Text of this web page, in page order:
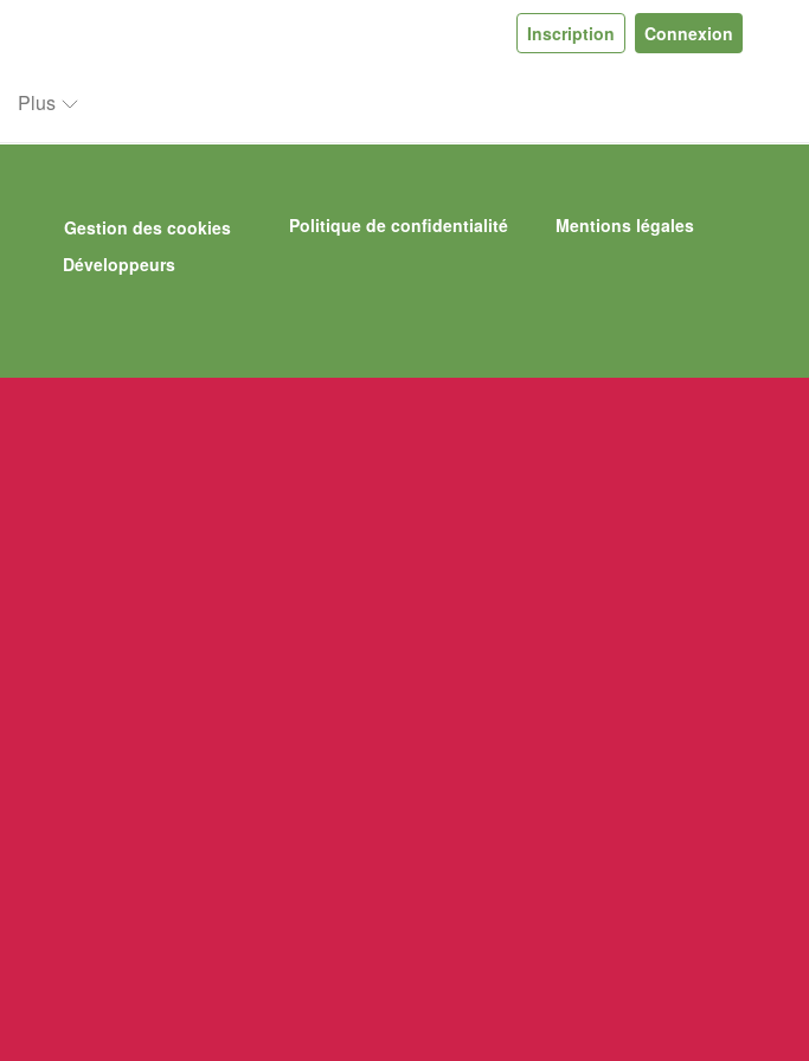
Inscription Connexion
Plus
Gestion des cookies Politique de confidentialité
Mentions légales
Développeurs